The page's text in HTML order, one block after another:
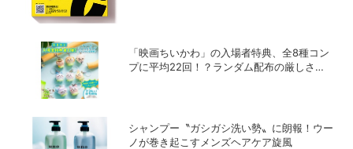
「映画ちいかわ」の入場者特典、全8種コン
プに平均22回！？ランダム配布の厳しさに
シャンプー〝ガシガシ洗い勢〟に朗報！ウー
ノが巻き起こすメンズヘアケア旋風